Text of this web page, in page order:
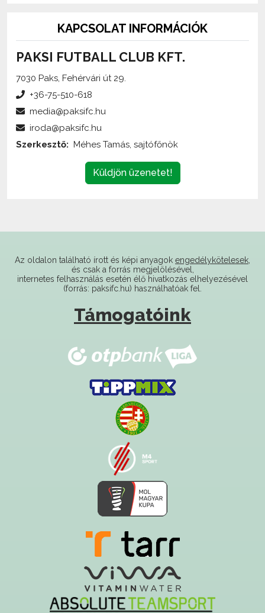
PAKSI FUTBALL CLUB KFT.
7030 Paks, Fehérvári út 29.
Küldjön üzenetet!
internetes felhasználás esetén élő hivatkozás elhelyezésével
(forrás: paksifc.hu) használhatóak fel.
Támogatóink